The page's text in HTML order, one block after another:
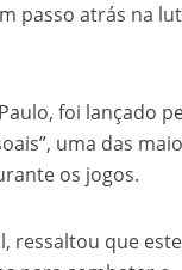
do Brasil
passo atrás na
foi lançado
uma das
os jogos.
ressaltou que